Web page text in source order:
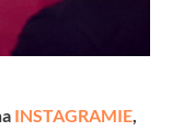
INSTAGRAMIE,